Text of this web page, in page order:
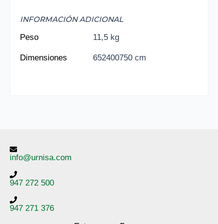
INFORMACIÓN ADICIONAL
Peso
11,5 kg
Dimensiones 652400750 cm
info@urnisa.com
947 272 500
947 271 376